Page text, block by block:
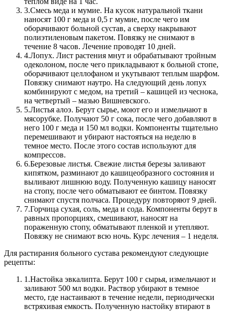
3.Смесь меда и мумие. На кусок натуральной ткани
наносят 100 г меда и 0,5 г мумие, после чего им
оборачивают больной сустав, а сверху накрывают
полиэтиленовым пакетом. Повязку не снимают в
течение 8 часов. Лечение проводят 10 дней.
4.Лопух. Лист растения мнут и обрабатывают тройным
одеколоном, после чего прикладывают к больной стопе,
оборачивают целлофаном и укутывают теплым шарфом.
Повязку снимают наутро. На следующий день лопух
комбинируют с медом, на третий – кашицей из чеснока,
на четвертый – мазью Вишневского.
5.Листья алоэ. Берут сырье, моют его и измельчают в
мясорубке. Получают 50 г сока, после чего добавляют в
него 100 г меда и 150 мл водки. Компоненты тщательно
перемешивают и убирают настояться на неделю в
темное место. После этого состав используют для
компрессов.
6.Березовые листья. Свежие листья березы заливают
кипятком, разминают до кашицеобразного состояния и
выливают лишнюю воду. Полученную кашицу наносят
на стопу, после чего обматывают ее бинтом. Повязку
снимают спустя полчаса. Процедуру повторяют 9 дней.
7.Горчица сухая, соль, меда и сода. Компоненты берут в
равных пропорциях, смешивают, наносят на
пораженную стопу, обматывают пленкой и утепляют.
Повязку не снимают всю ночь. Курс лечения – 1 неделя.
Для растирания больного сустава рекомендуют следующие
рецепты:
1.Настойка эвкалипта. Берут 100 г сырья, измельчают и
заливают 500 мл водки. Раствор убирают в темное
место, где настаивают в течение недели, периодически
встряхивая емкость. Полученную настойку втирают в